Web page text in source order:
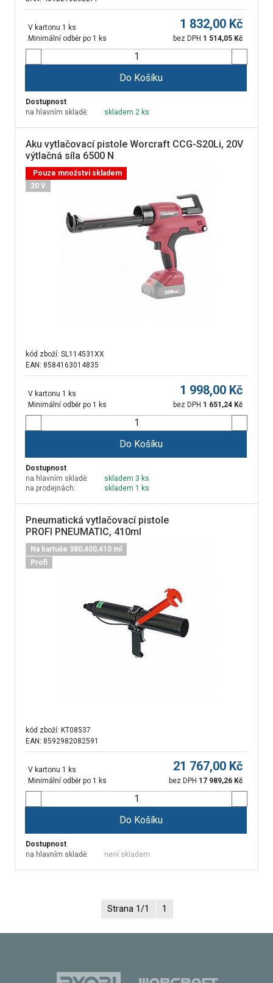
V kartonu 1 ks
Minimální odběr po 1 ks
1 832,00 Kč
bez DPH 1 514,05 Kč
Do Košíku
Dostupnost
na hlavním skladě:
skladem 2 ks
Aku vytlačovací pistole Worcraft CCG-S20Li, 20V
výtlačná síla 6500 N
Pouze množství skladem
20 V
kód zboží: SL114531XX
EAN: 8584163014835
V kartonu 1 ks
Minimální odběr po 1 ks
1 998,00 Kč
bez DPH 1 651,24 Kč
Do Košíku
Dostupnost
na hlavním skladě:
skladem 3 ks
na prodejnách:
skladem 1 ks
Pneumatická vytlačovací pistole
PROFI PNEUMATIC, 410ml
Na kartuše 380,400,410 ml
Profi
kód zboží: KT08537
EAN: 8592982082591
V kartonu 1 ks
Minimální odběr po 1 ks
21 767,00 Kč
bez DPH 17 989,26 Kč
Do Košíku
Dostupnost
na hlavním skladě:
není skladem
Strana 1/1 1